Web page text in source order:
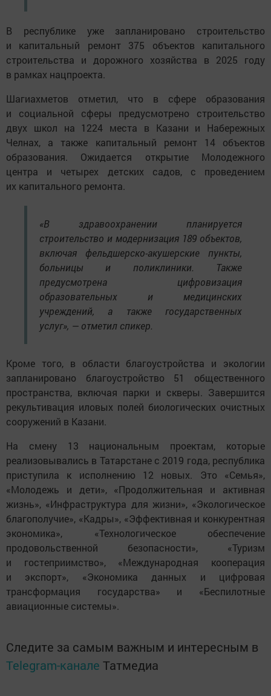
В республике уже запланировано строительство
и капитальный ремонт 375 объектов капитального
строительства и дорожного хозяйства в 2025 году
в рамках нацпроекта.
Шагиахметов отметил, что в сфере образования
и социальной сферы предусмотрено строительство
двух школ на 1224 места в Казани и Набережных
Челнах, а также капитальный ремонт 14 объектов
образования. Ожидается открытие Молодежного
центра и четырех детских садов, с проведением
их капитального ремонта.
«В здравоохранении планируется
строительство и модернизация 189 объектов,
включая фельдшерско-акушерские пункты,
больницы и поликлиники. Также
предусмотрена цифровизация
образовательных и медицинских
учреждений, а также государственных
услуг», — отметил спикер.
Кроме того, в области благоустройства и экологии
запланировано благоустройство 51 общественного
пространства, включая парки и скверы. Завершится
рекультивация иловых полей биологических очистных
сооружений в Казани.
На смену 13 национальным проектам, которые
реализовывались в Татарстане с 2019 года, республика
приступила к исполнению 12 новых. Это «Семья»,
«Молодежь и дети», «Продолжительная и активная
жизнь», «Инфраструктура для жизни», «Экологическое
благополучие», «Кадры», «Эффективная и конкурентная
экономика», «Технологическое обеспечение
продовольственной безопасности», «Туризм
и гостеприимство», «Международная кооперация
и экспорт», «Экономика данных и цифровая
трансформация государства» и «Беспилотные
авиационные системы».
Следите за самым важным и интересным в
Telegram-канале Татмедиа